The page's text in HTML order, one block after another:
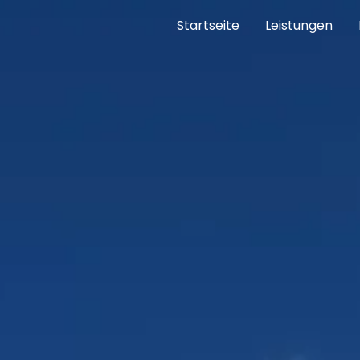
Startseite Leistungen